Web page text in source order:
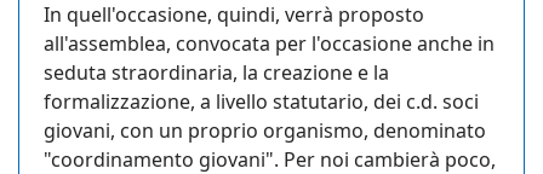
In quell'occasione, quindi, verrà proposto
all'assemblea, convocata per l'occasione anche in
seduta straordinaria, la creazione e la
formalizzazione, a livello statutario, dei c.d. soci
giovani, con un proprio organismo, denominato
"coordinamento giovani". Per noi cambierà poco,